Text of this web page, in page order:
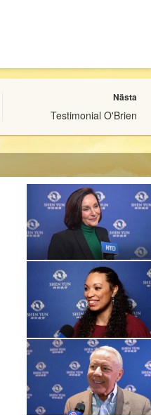
Nästa
Testimonial O'Brien